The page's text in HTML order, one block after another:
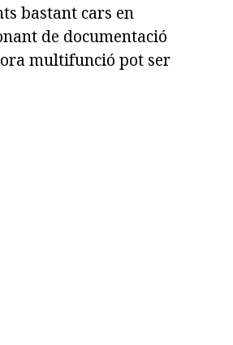
bastant cars en
de documentació
multifunció pot ser